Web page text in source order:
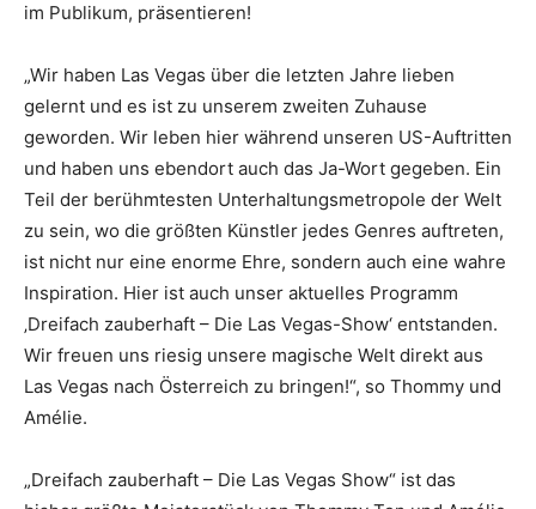
im Publikum, präsentieren!
„Wir haben Las Vegas über die letzten Jahre lieben
gelernt und es ist zu unserem zweiten Zuhause
geworden. Wir leben hier während unseren US-Auftritten
und haben uns ebendort auch das Ja-Wort gegeben. Ein
Teil der berühmtesten Unterhaltungsmetropole der Welt
zu sein, wo die größten Künstler jedes Genres auftreten,
ist nicht nur eine enorme Ehre, sondern auch eine wahre
Inspiration. Hier ist auch unser aktuelles Programm
‚Dreifach zauberhaft – Die Las Vegas-Show‘ entstanden.
Wir freuen uns riesig unsere magische Welt direkt aus
Las Vegas nach Österreich zu bringen!“, so Thommy und
Amélie.
„Dreifach zauberhaft – Die Las Vegas Show“ ist das